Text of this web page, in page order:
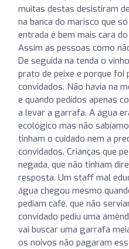
muitas destas desistiram
na banca do marisco que
entrada é bem mais cara
Assim as pessoas como
De seguida na tenda o
prato de peixe e porque foi
convidados. Não havia na
e quando pedidos apenas
a levar a garrafa. A água
ecológico mas não
tinham o cuidado nem a
convidados. Crianças que
negada, que não tinham
resposta. Um staff mal
água chegou mesmo
pediam café, que não
convidado pediu uma
vai buscar uma garrafa
os noivos não pagaram